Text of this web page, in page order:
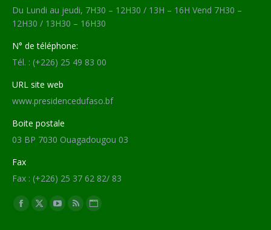
Du Lundi au jeudi, 7H30 – 12H30 / 13H – 16H Vend 7H30 –
12H30 / 13H30 – 16H30
N° de téléphone:
Tél. : (+226) 25 49 83 00
URL site web
www.presidencedufaso.bf
Boite postale
03 BP 7030 Ouagadougou 03
Fax
Fax : (+226) 25 37 62 82/ 83
Trouvez nous sur :
Facebook
X
YouTube
RSS Site